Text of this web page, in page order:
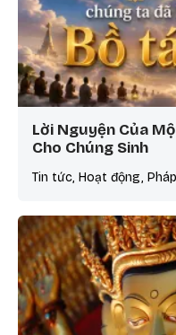
Lời Nguyện Của
Cho Chúng Sinh
Tin tức, Hoạt động,